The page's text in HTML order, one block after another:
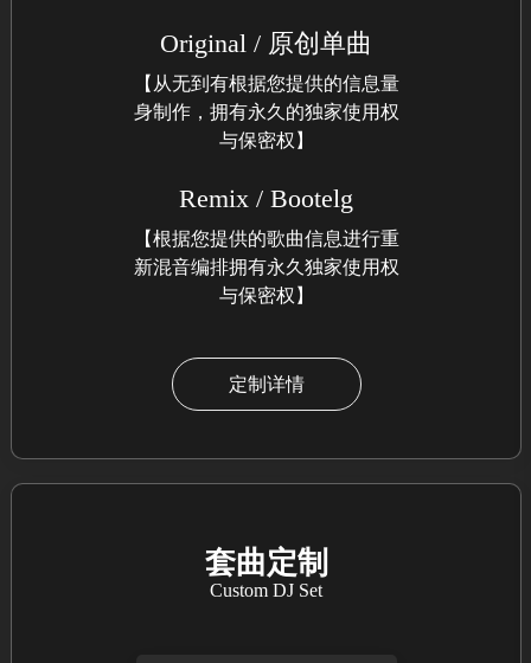
Original / 原创单曲
【从无到有根据您提供的信息量
身制作，拥有永久的独家使用权
与保密权】
Remix / Bootelg
【根据您提供的歌曲信息进行重
新混音编排拥有永久独家使用权
与保密权】
定制详情
套曲定制
Custom DJ Set